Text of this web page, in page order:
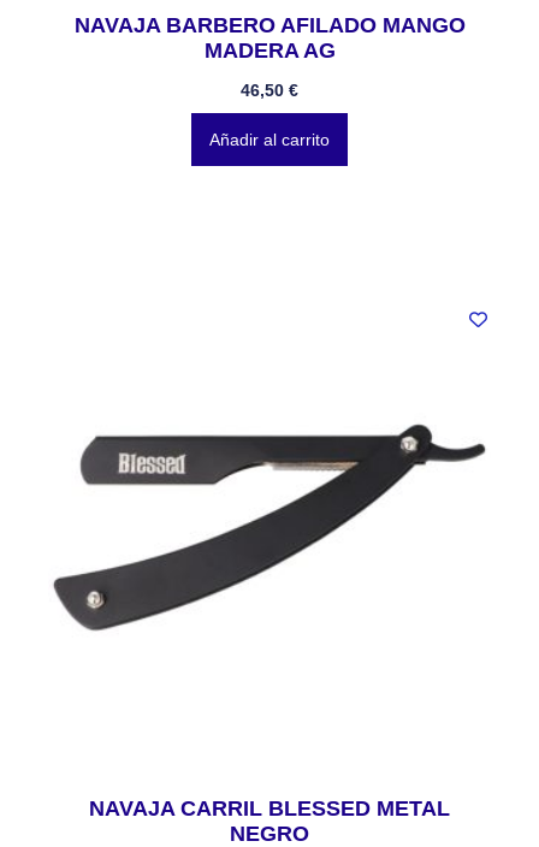
NAVAJA BARBERO AFILADO MANGO
MADERA AG
46,50 €
Añadir al carrito
NAVAJA CARRIL BLESSED METAL
NEGRO